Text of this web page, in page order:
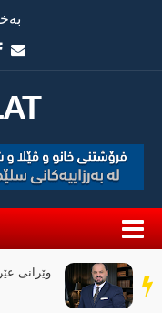
سەر
دێڕ
وێرانی